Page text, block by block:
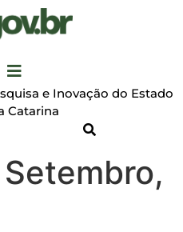
e Inovação do Estado
Catarina